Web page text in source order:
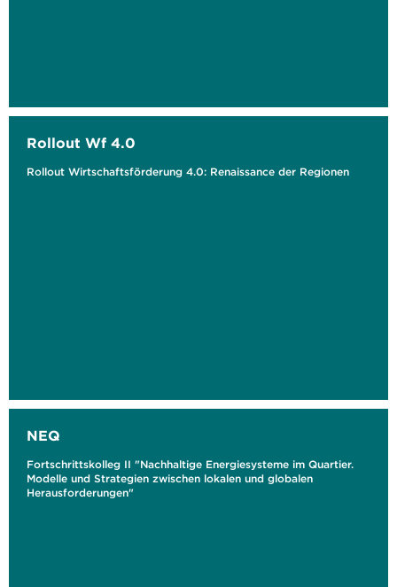
Rollout Wf 4.0
Rollout Wirtschaftsförderung 4.0: Renaissance der Regionen
NEQ
Fortschrittskolleg II "Nachhaltige Energiesysteme im Quartier.
Modelle und Strategien zwischen lokalen und globalen
Herausforderungen"